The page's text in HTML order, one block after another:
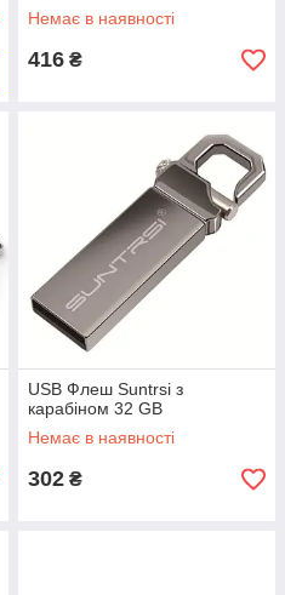
Немає в наявності
416 ₴
USB Флеш Suntrsi з
карабіном 32 GB
Немає в наявності
302 ₴